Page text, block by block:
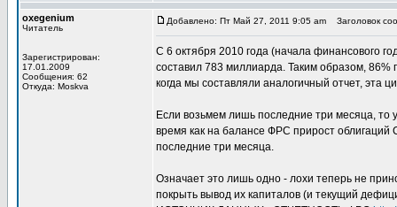
oxegenium
Читатель
Зарегистрирован:
17.01.2009
Сообщения: 62
Откуда: Moskva
Добавлено: Пт Май 27, 2011 9:05 am Заголовок
С 6 октября 2010 года (начала финансового
составил 783 миллиарда. Таким образом,
когда мы составляли аналогичный отчет, эта
Если возьмем лишь последние три месяца, то
время как на балансе ФРС прирост
последние три месяца.
Означает это лишь одно - лохи теперь не
покрыть вывод их капиталов (и текущий